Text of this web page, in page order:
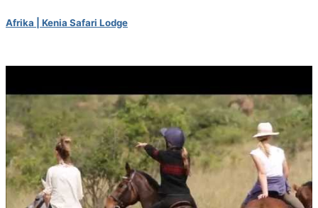
Afrika | Kenia Safari Lodge